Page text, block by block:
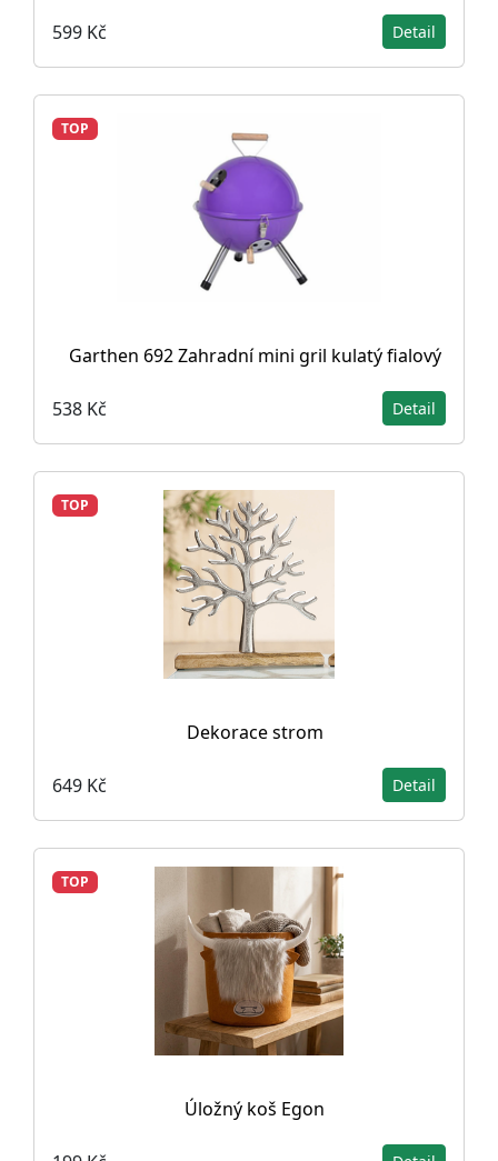
599 Kč Detail
TOP
Garthen 692 Zahradní mini gril kulatý fialový
538 Kč Detail
TOP
Dekorace strom
649 Kč Detail
TOP
Úložný koš Egon